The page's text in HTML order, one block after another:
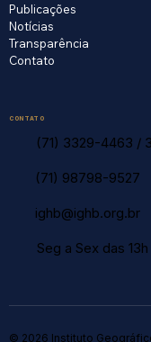
Publicações
Notícias
Transparência
Contato
CONTATO
(71) 3329-4463 /
(71) 98798-9527
ighb@ighb.org.br
Seg a Sex das 13h
© 2026 Instituto